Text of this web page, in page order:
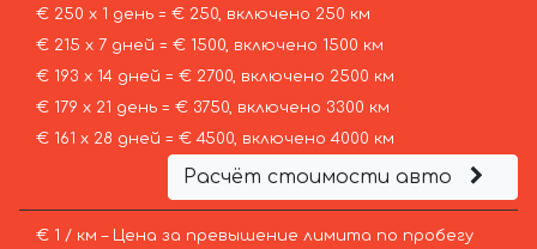
€ 250 х 1 день = € 250, включено 250 км
€ 215 х 7 дней = € 1500, включено 1500 км
€ 193 х 14 дней = € 2700, включено 2500 км
€ 179 х 21 день = € 3750, включено 3300 км
€ 161 х 28 дней = € 4500, включено 4000 км
Расчёт стоимости авто
€ 1 / км – Цена за превышение лимита по пробегу